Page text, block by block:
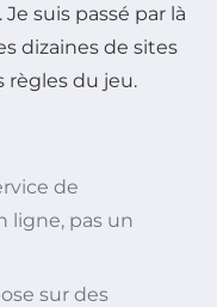
suis passé par là
dizaines de sites
règles du jeu.
de
ligne, pas un
sur des